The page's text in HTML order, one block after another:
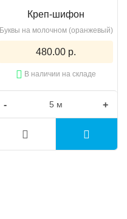
Креп-шифон
Буквы на молочном (оранжевый)
480.00 р.
В наличии на складе
- +